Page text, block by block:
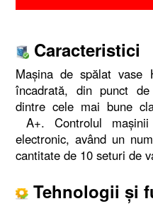
Caracteristici
Maşina de spălat vase
încadrată, din punct
dintre cele mai bune
A+. Controlul
electronic, având un
cantitate de 10 seturi de
Tehnologii şi